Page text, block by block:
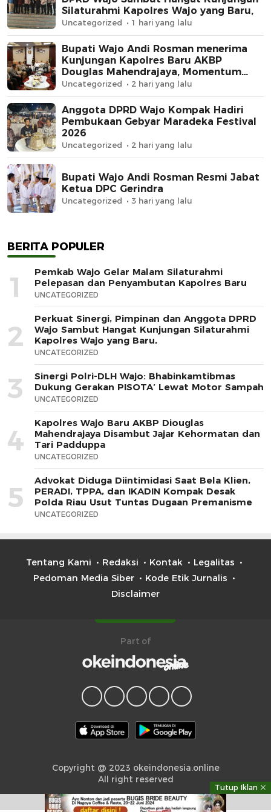
Silaturahmi Kapolres Wajo yang Baru,
Uncategorized 1 hari yang lalu
Bupati Wajo Andi Rosman menerima
Kunjungan Kapolres Baru AKBP
Douglas Mahendrajaya, Momentum
Memperkuat Sinergi
Uncategorized 2 hari yang lalu
Anggota DPRD Wajo Kompak Hadiri
Pembukaan Gebyar Maradeka Festival
2026
Uncategorized 2 hari yang lalu
Bupati Wajo Andi Rosman Resmi Jabat
Ketua DPC Gerindra
Uncategorized 3 hari yang lalu
BERITA POPULER
1
Pemkab Wajo Gelar Malam Silaturahmi
Pelepasan dan Penyambutan Kapolres Baru
UNCATEGORIZED
2
Perkuat Sinergi, Pimpinan dan Anggota DPRD
Wajo Sambut Hangat Kunjungan Silaturahmi
Kapolres Wajo yang Baru,
UNCATEGORIZED
3
Sinergi Polri-DLH Wajo: Bhabinkamtibmas
Dukung Gerakan PISOTA’ Lewat Motor Sampah
UNCATEGORIZED
4
Kapolres Wajo Baru AKBP Diouglas
Mahendrajaya Disambut Jajar Kehormatan dan
Tari Padduppa
UNCATEGORIZED
5
Advokat Diduga Diintimidasi Saat Bela Klien,
PERADI, TPPA, dan IKADIN Kompak Desak
Polda Riau Usut Tuntas Dugaan Premanisme
UNCATEGORIZED
Tentang Kami Redaksi Kontak
Legalitas
Pedoman Media Siber
Kode Etik Jurnalis
Disclaimer
Part of
Copyright @ 2023 okeindonesia.online
All right reserved
Tutup Iklan